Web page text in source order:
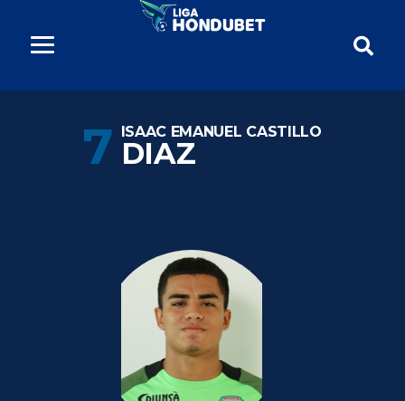
7 ISAAC EMANUEL CASTILLO
DIAZ